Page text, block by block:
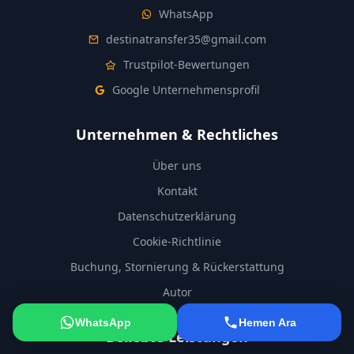
WhatsApp
destinatransfer35@gmail.com
Trustpilot-Bewertungen
Google Unternehmensprofil
Unternehmen & Rechtliches
Über uns
Kontakt
Datenschutzerklärung
Cookie-Richtlinie
Buchung, Stornierung & Rückerstattung
Autor
Beliebte Leistungen
WhatsApp Hemen Ara